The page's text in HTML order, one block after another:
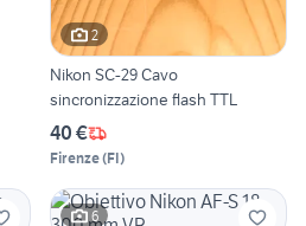
2
Nikon SC-29 Cavo
sincronizzazione flash TTL
40 €
Firenze(FI)
6